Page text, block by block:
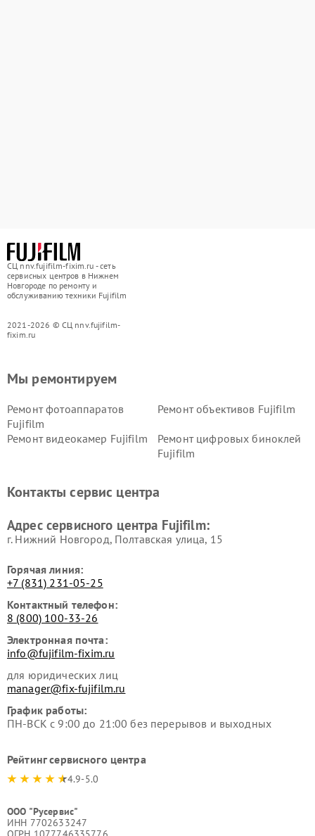
СЦ nnv.fujifilm-fixim.ru - сеть
сервисных центров в Нижнем
Новгороде по ремонту и
обслуживанию техники Fujifilm
2021-2026 © СЦ nnv.fujifilm-
fixim.ru
Мы ремонтируем
Ремонт фотоаппаратов
Fujifilm
Ремонт объективов Fujifilm
Ремонт видеокамер Fujifilm
Ремонт цифровых биноклей
Fujifilm
Контакты сервис центра
Адрес сервисного центра Fujifilm:
г. Нижний Новгород, Полтавская улица, 15
Горячая линия:
+7 (831) 231-05-25
Контактный телефон:
8 (800) 100-33-26
Электронная почта:
info@fujifilm-fixim.ru
для юридических лиц
manager@fix-fujifilm.ru
График работы:
ПН-ВСК с 9:00 до 21:00 без перерывов и выходных
Рейтинг сервисного центра
4.9-5.0
ООО "Русервис"
ИНН 7702633247